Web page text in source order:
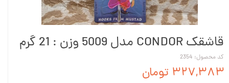
قاشقک CONDOR مدل 5009 وزن : 21 گرم
کد محصول: 2354
۳۲۷,۳۸۳ تومان